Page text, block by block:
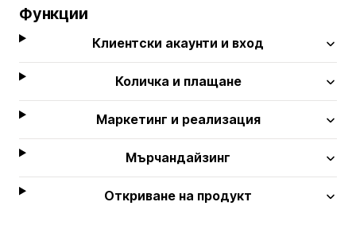
Функции
Клиентски акаунти и вход
Количка и плащане
Маркетинг и реализация
Мърчандайзинг
Откриване на продукт